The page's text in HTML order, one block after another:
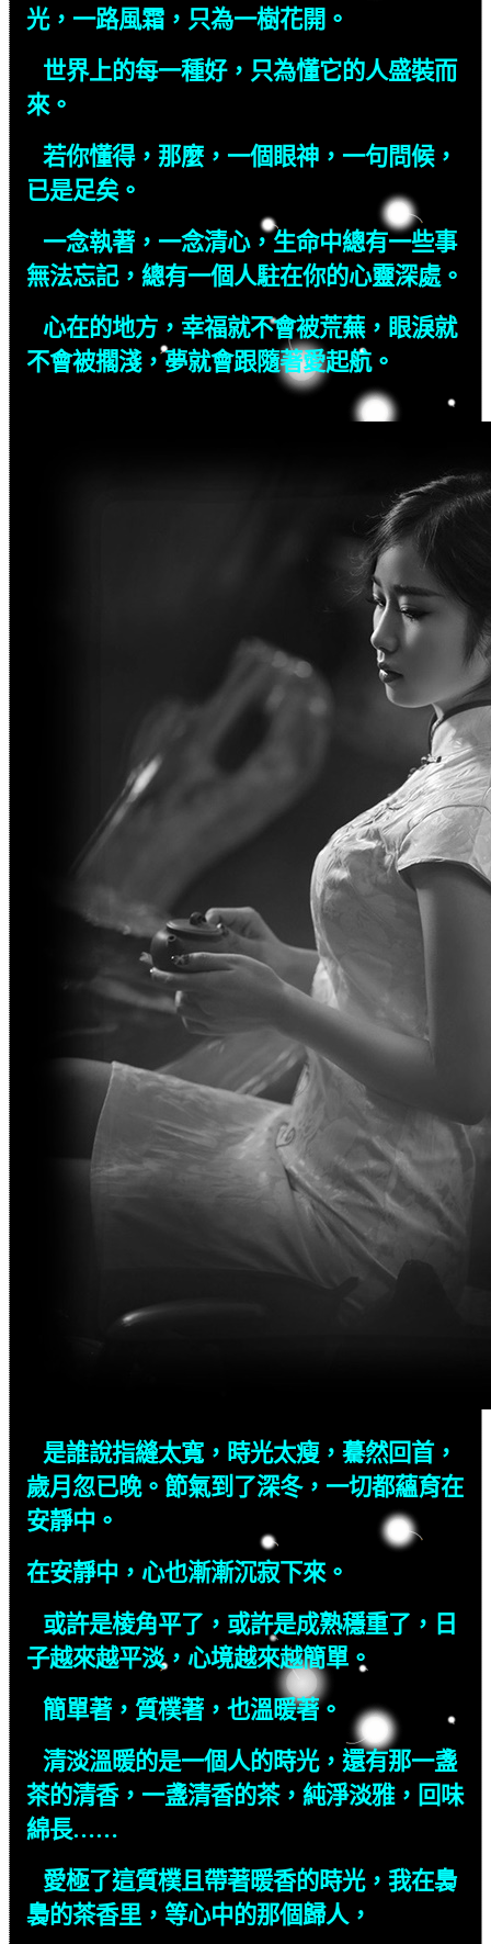
光，一路風霜，只為一樹花開。
世界上的每一種好，只為懂它的人盛裝而
來。
若你懂得，那麼，一個眼神，一句問候，
已是足矣。
一念執著，一念清心，生命中總有一些事
無法忘記，總有一個人駐在你的心靈深處。
心在的地方，幸福就不會被荒蕪，眼淚就
不會被擱淺，夢就會跟隨著愛起航。
是誰說指縫太寬，時光太瘦，驀然回首，
歲月忽已晚。節氣到了深冬，一切都蘊育在
安靜中。
在安靜中，心也漸漸沉寂下來。
或許是棱角平了，或許是成熟穩重了，日
子越來越平淡，心境越來越簡單。
簡單著，質樸著，也溫暖著。
清淡溫暖的是一個人的時光，還有那一盞
茶的清香，一盞清香的茶，純淨淡雅，回味
綿長……
愛極了這質樸且帶著暖香的時光，我在裊
裊的茶香里，等心中的那個歸人，